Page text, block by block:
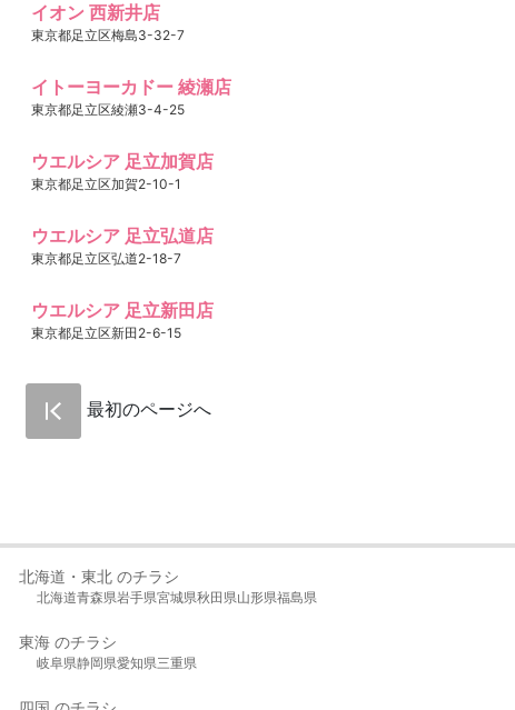
イオン 西新井店
東京都足立区梅島3-32-7
イトーヨーカドー 綾瀬店
東京都足立区綾瀬3-4-25
ウエルシア 足立加賀店
東京都足立区加賀2-10-1
ウエルシア 足立弘道店
東京都足立区弘道2-18-7
ウエルシア 足立新田店
東京都足立区新田2-6-15
最初のページへ
北海道・東北 のチラシ
北海道青森県岩手県宮城県秋田県山形県福島県
東海 のチラシ
岐阜県静岡県愛知県三重県